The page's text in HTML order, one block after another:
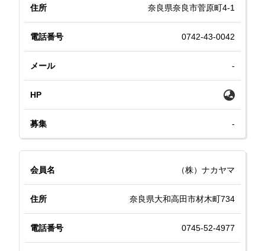
奈良県奈良市菅原町4-1
0742-43-0042
-
-
（株）ナカヤマ
奈良県大和高田市材木町734
0745-52-4977